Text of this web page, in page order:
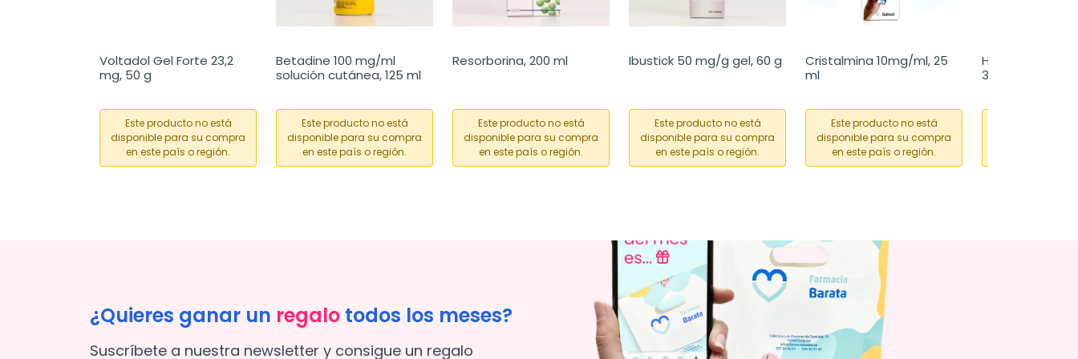
Voltadol Gel Forte 23,2
mg, 50 g
Este producto no está
disponible para su compra
en este país o región.
Betadine 100 mg/ml
solución cutánea, 125 ml
Este producto no está
disponible para su compra
en este país o región.
Resorborina, 200 ml
Este producto no está
disponible para su compra
en este país o región.
Ibustick 50 mg/g gel, 60 g
Este producto no está
disponible para su compra
en este país o región.
Cristalmina 10mg/ml, 25
ml
Este producto no está
disponible para su compra
en este país o región.
Hemoal
30 g
¿Quieres ganar un regalo todos los meses?
Suscríbete a nuestra newsletter y consigue un regalo